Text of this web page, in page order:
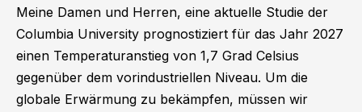
Meine Damen und Herren, eine aktuelle Studie der
Columbia University prognostiziert für das Jahr 2027
einen Temperaturanstieg von 1,7 Grad Celsius
gegenüber dem vorindustriellen Niveau. Um die
globale Erwärmung zu bekämpfen, müssen wir